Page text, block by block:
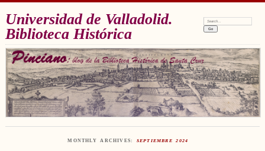
Universidad de Valladolid.
Biblioteca Histórica
Search:
MONTHLY ARCHIVES: SEPTIEMBRE 2024